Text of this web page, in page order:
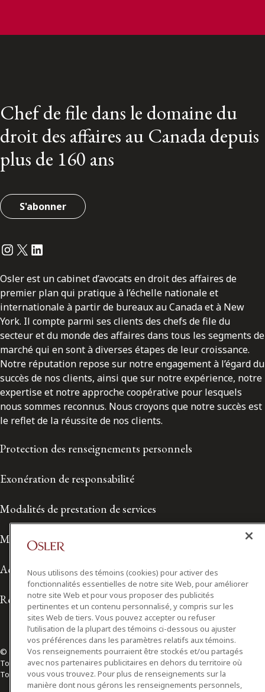
Chef de file dans le domaine du
droit des affaires au Canada depuis
plus de 160 ans
S'abonner
Instagram
Twitter
LinkedIn
Osler est un cabinet d’avocats en droit des affaires de
premier plan qui pratique à l’échelle nationale et
internationale à partir de bureaux au Canada et à New
York. Il compte parmi ses clients des chefs de file du
secteur et du monde des affaires dans tous les segments de
marché qui en sont à diverses étapes de leur croissance.
Notre réputation repose sur notre engagement à l’égard du
succès de nos clients, ainsi que sur notre expérience, notre
expertise et notre approche coopérative pour lesquels
nous sommes reconnus. Nous croyons que notre succès est
le reflet de la réussite de nos clients.
Protection des renseignements personnels
Exonération de responsabilité
Modalités de prestation de services
Modalités d'utilisation
Accessibilité
Relations avec les médias
© 2026 Osler, Hoskin & Harcourt S.E.N.C.R.L./s.r.l.
Tous droits réservés
Toronto | Montréal | Calgary | Vancouver | Ottawa | New York
Nous utilisons des témoins (cookies) pour activer des
fonctionnalités essentielles de notre site Web, pour améliorer
notre site Web et pour vous proposer des publicités
pertinentes et un contenu personnalisé, y compris sur les
sites Web de tiers. Vous pouvez accepter ou refuser
l’utilisation de la plupart des témoins ci-dessous ou ajuster
vos préférences dans les paramètres relatifs aux témoins.
Vos renseignements pourraient être stockés et/ou partagés
avec nos partenaires publicitaires en dehors du territoire où
vous vous trouvez. Pour plus de renseignements sur la
manière dont nous gérons les renseignements personnels,